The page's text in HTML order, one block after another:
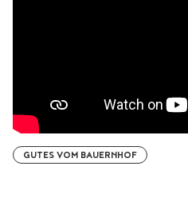
GUTES VOM BAUERNHOF